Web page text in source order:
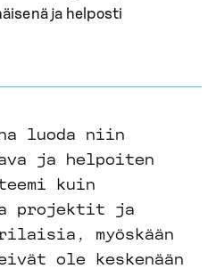
ja helposti
luoda niin
ja helpoiten
kuin
projektit ja
myöskään
ole keskenään